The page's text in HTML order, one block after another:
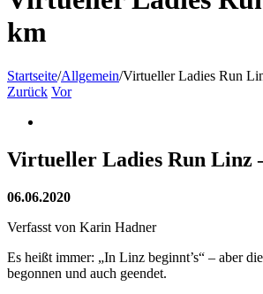
km
Startseite/Allgemein/Virtueller Ladies Run
Zurück Vor
Bild
Virtueller Ladies Run Linz
06.06.2020
Verfasst von Karin Hadner
Es heißt immer: „In Linz beginnt’s“ – aber
begonnen und auch geendet.